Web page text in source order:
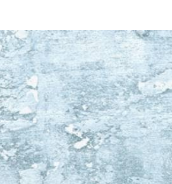
de biscuits in de
van de oven.
tot puree. Schep in een zeef en
in met de rest van de boter. Schenk
uur afkoelen in de oven.